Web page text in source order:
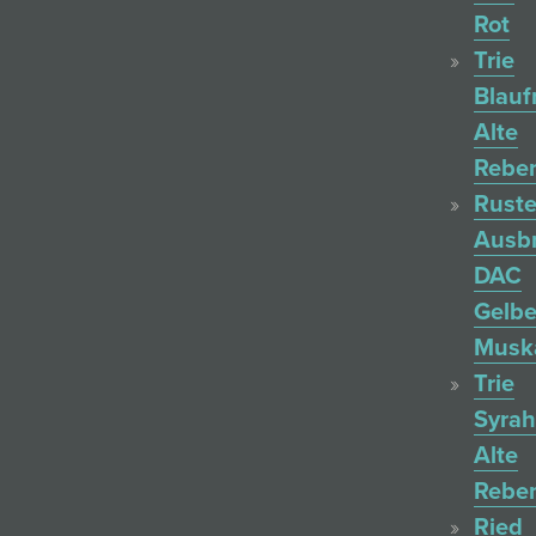
Rot
Trie
Alte
DAC
Trie
Syrah
Alte
Ried